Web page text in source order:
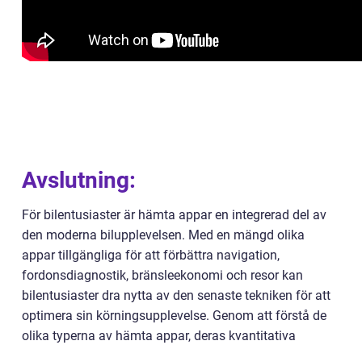
Avslutning:
För bilentusiaster är hämta appar en integrerad del av
den moderna bilupplevelsen. Med en mängd olika
appar tillgängliga för att förbättra navigation,
fordonsdiagnostik, bränsleekonomi och resor kan
bilentusiaster dra nytta av den senaste tekniken för att
optimera sin körningsupplevelse. Genom att förstå de
olika typerna av hämta appar, deras kvantitativa